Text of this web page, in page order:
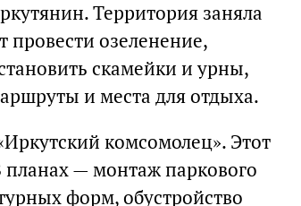
Территория заняла
провести озеленение,
скамейки и урны,
и места для отдыха.
комсомолец». Этот
планах — монтаж паркового
форм, обустройство